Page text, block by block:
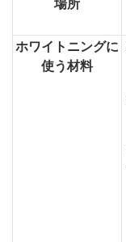
場所
ホワイトニングに
使う材料